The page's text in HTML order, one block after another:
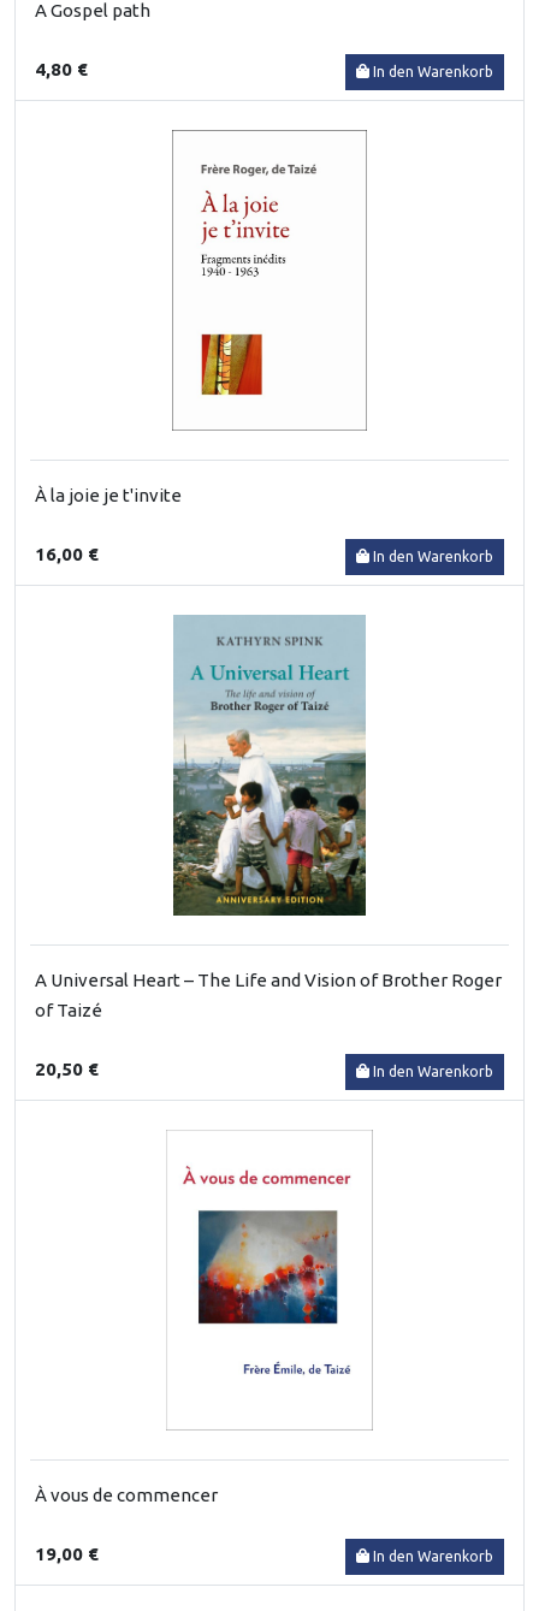
A Gospel path
4,80 € In den Warenkorb
À la joie je t'invite
16,00 € In den Warenkorb
A Universal Heart – The Life and Vision of Brother Roger
of Taizé
20,50 € In den Warenkorb
À vous de commencer
19,00 € In den Warenkorb